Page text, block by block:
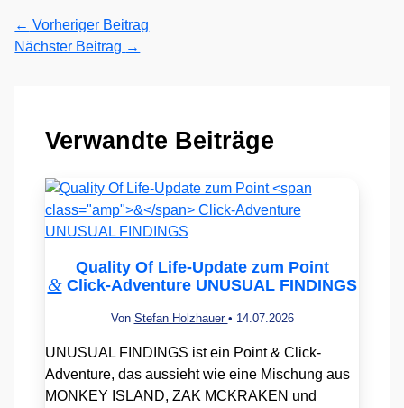
← Vorheriger Beitrag
Nächster Beitrag →
Verwandte Beiträge
Quality Of Life-Update zum Point
&Click-Adventure UNUSUAL FINDINGS
Von Stefan Holzhauer • 14.07.2026
UNUSUAL FINDINGS ist ein Point & Click-
Adventure, das aussieht wie eine Mischung aus
MONKEY ISLAND, ZAK MCKRAKEN und